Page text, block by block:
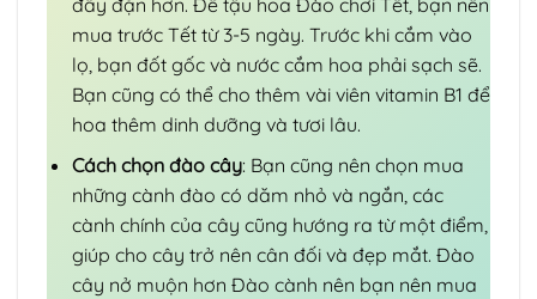
mua trước Tết từ 3-5 ngày. Trước khi cắm vào
lọ, bạn đốt gốc và nước cắm hoa phải sạch sẽ.
Bạn cũng có thể cho thêm vài viên vitamin B1 để
hoa thêm dinh dưỡng và tươi lâu.
Cách chọn đào cây: Bạn cũng nên chọn mua
những cành đào có dăm nhỏ và ngắn, các
cành chính của cây cũng hướng ra từ một điểm,
giúp cho cây trở nên cân đối và đẹp mắt. Đào
cây nở muộn hơn Đào cành nên bạn nên mua